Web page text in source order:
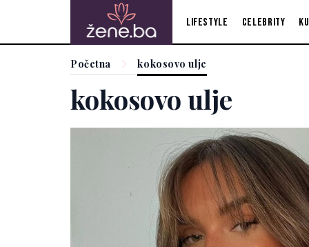
Lifestyle Celebrity
Početna kokosovo ulje
kokosovo ulje